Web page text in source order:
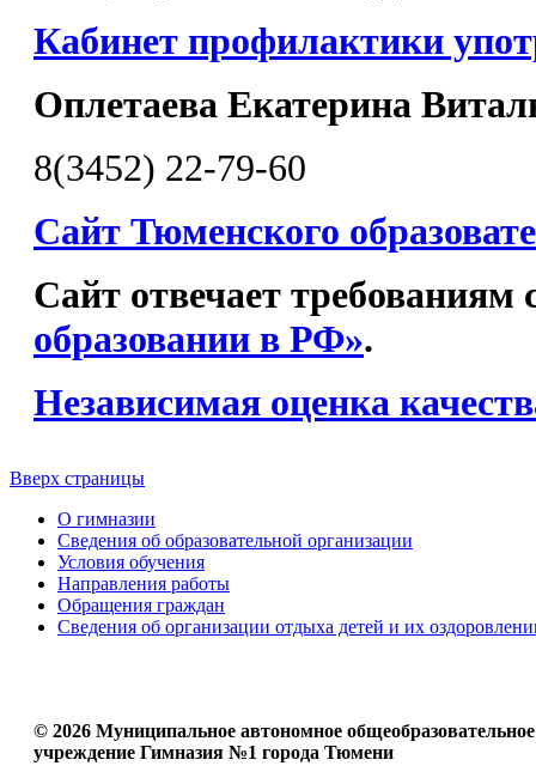
Кабинет профилактики
Оплетаева Екатерина
8(3452) 22-79-60
Сайт Тюменского
Сайт отвечает требованиям
образовании в РФ».
Независимая оценка
Вверх страницы
О гимназии
Сведения об образовательной организации
Условия обучения
Направления работы
Обращения граждан
Сведения об организации отдыха детей и их
© 2026 Муниципальное автономное общеобразовательное
учреждение Гимназия №1 города Тюмени